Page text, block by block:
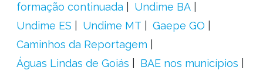
formação continuada
Undime BA
Undime ES
Undime MT
Gaepe GO
Caminhos da Reportagem
Águas Lindas de Goiás
BAE nos municípios